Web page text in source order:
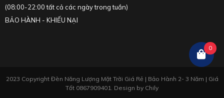
(08:00-22:00 tất cả các ngày trong tuần)
BẢO HÀNH - KHIẾU NẠI
2023 Copyright Đèn Năng Lượng Mặt Trời Giá Rẻ | Bảo Hành 2- 3 Năm | Giá
Tốt 0867909401. Design by Chily
0